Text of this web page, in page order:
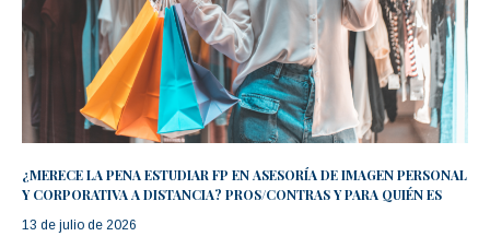
¿MERECE LA PENA ESTUDIAR FP EN ASESORÍA DE IMAGEN PERSONAL
Y CORPORATIVA A DISTANCIA? PROS/CONTRAS Y PARA QUIÉN ES
13 de julio de 2026